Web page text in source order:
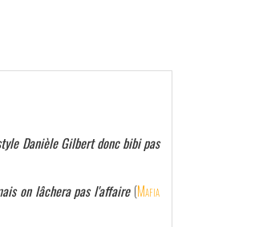
Danièle Gilbert donc bibi pas
on lâchera pas l'affaire (Mafia